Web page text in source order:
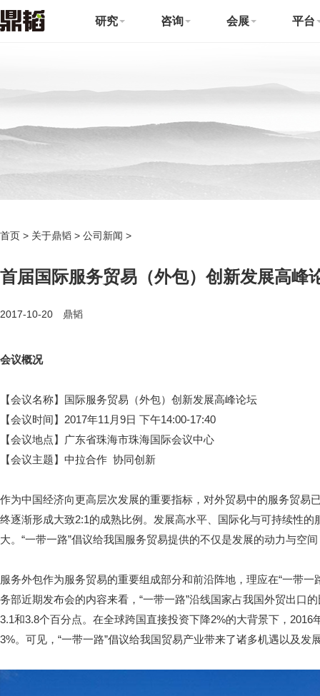
研究 咨询 会展 平台
首页 > 关于鼎韬 > 公司新闻 >
首届国际服务贸易（外包）创新发展高峰
2017-10-20 鼎韬
会议概况
【会议名称】国际服务贸易（外包）创新发展高峰论坛
【会议时间】2017年11月9日 下午14:00-17:40
【会议地点】广东省珠海市珠海国际会议中心
【会议主题】中拉合作 协同创新
作为中国经济向更高层次发展的重要指标，对外贸易中的服务贸易
终逐渐形成大致2:1的成熟比例。发展高水平、国际化与可持续性
大。“一带一路”倡议给我国服务贸易提供的不仅是发展的动力与空
服务外包作为服务贸易的重要组成部分和前沿阵地，理应在“一带
务部近期发布会的内容来看，“一带一路”沿线国家占我国外贸出口
3.1和3.8个百分点。在全球跨国直接投资下降2%的大背景下，
3%。可见，“一带一路”倡议给我国贸易产业带来了诸多机遇以及发